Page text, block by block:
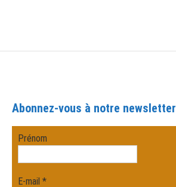
Abonnez-vous à notre newsletter
Prénom
E-mail*